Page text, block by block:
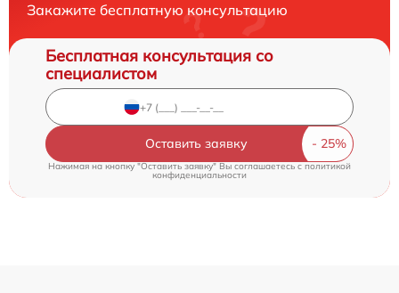
Закажите бесплатную консультацию
Бесплатная консультация со
специалистом
Оставить заявку
Нажимая на кнопку "Оставить заявку" Вы соглашаетесь c политикой
конфиденциальности